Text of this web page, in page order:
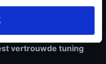
in 160+ landen zijn we
vertrouwde tuning